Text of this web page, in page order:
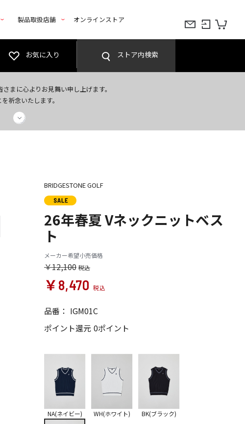
製品取扱店舗 オンラインストア
お気に入り ストア内検索
まに心よりお見舞い申し上げます。
祈念いたします。
BRIDGESTONE GOLF
26年春夏 Vネックニットベス
ト
メーカー希望小売価格
￥12,100
￥8,470
品番： IGM01C
ポイント還元 0ポイント
NA(ネイビー) WH(ホワイト) BK(ブラック)